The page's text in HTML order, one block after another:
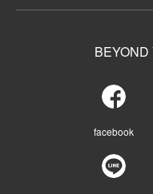
facebook